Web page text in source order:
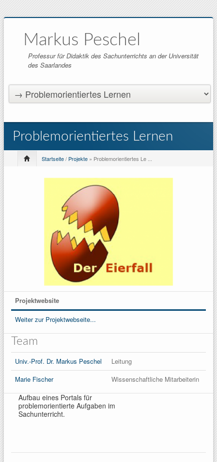
Markus Peschel
Professur für Didaktik des Sachunterrichts an der Universität
des Saarlandes
Problemorientiertes Lernen
Startseite/ Projekte » Problemorientiertes Le ...
Projektwebsite
Weiter zur Projektwebseite...
Team
Univ.-Prof. Dr. Markus Peschel
Leitung
Marie Fischer
Wissenschaftliche Mitarbeiterin
Aufbau eines Portals für
problemorientierte Aufgaben im
Sachunterricht.